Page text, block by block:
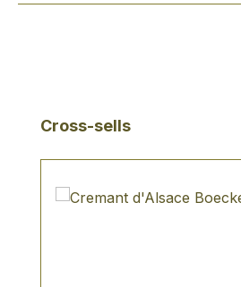
Produktgalerie überspringen
Cross-sells